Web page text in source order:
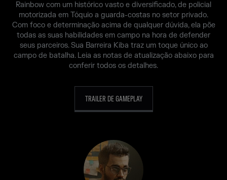
Rainbow com um histórico vasto e diversificado, de policial
motorizada em Tóquio a guarda-costas no setor privado.
Com foco e determinação acima de qualquer dúvida, ela põe
todas as suas habilidades em campo na hora de defender
seus parceiros. Sua Barreira Kiba traz um toque único ao
campo de batalha. Leia as notas de atualização abaixo para
conferir todos os detalhes.
TRAILER DE GAMEPLAY